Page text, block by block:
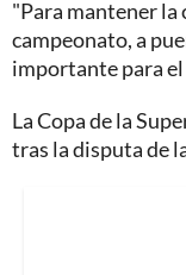
"Para mantener
campeonato, a
importante para el
La Copa de la
tras la disputa de